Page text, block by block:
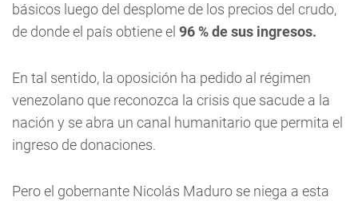
básicos luego del desplome de los precios del crudo,
de donde el país obtiene el 96 % de sus ingresos.
En tal sentido, la oposición ha pedido al régimen
venezolano que reconozca la crisis que sacude a la
nación y se abra un canal humanitario que permita el
ingreso de donaciones.
Pero el gobernante Nicolás Maduro se niega a esta